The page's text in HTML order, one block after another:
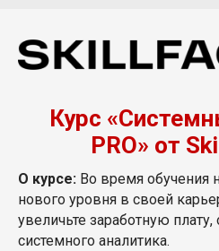
Курс
PRO» от
О курсе: Во время обучения
нового уровня в своей
увеличьте заработную
системного аналитика.